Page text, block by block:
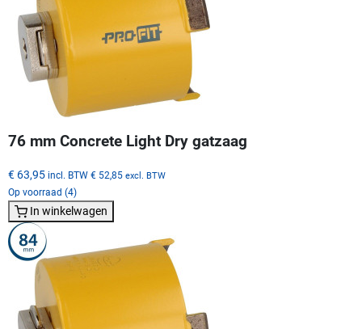
76 mm Concrete Light Dry gatzaag
€ 63,95 incl. BTW € 52,85 excl. BTW
Op voorraad (4)
In winkelwagen